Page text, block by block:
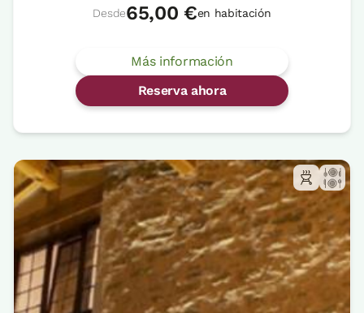
Desde65,00 €en habitación
Más información
Reserva ahora